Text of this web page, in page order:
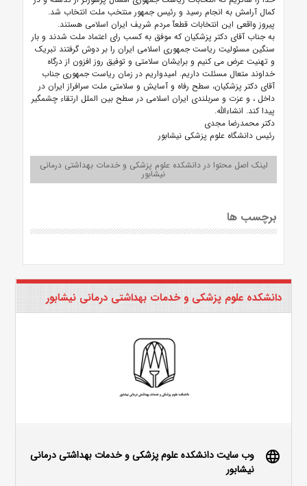
کمال آرامش به انجام رسید و رئیس جمهور منتخب ملت انتخاب شد.
پیروز واقعی این انتخابات قطعآ مردم شریف ایران اسلامی هستند.
به جناب آقای دکتر پزشکیان که موفق به کسب رای اعتماد ملت شدند و بار
سنگین مسئولیت ریاست جمهوری اسلامی ایران را بر دوش گرفتند تبریک
و تهنیت عرض می کنیم و برایشان سلامتی و توفیق روز افزون از درگاه
خداوند متعال مسئلت داریم. امیدواریم در زمان ریاست جمهوری جناب
آقای دکتر پزشکیان، سطح رفاه و آسایش و سلامتی ملت سرافراز ایران در
داخل ، و عزت و سربلندی ایران اسلامی در سطح بین الملل ارتقاء چشمگیر
پیدا کند. انشاءالله.
دکتر محمدرضا مجدی
رئیس دانشگاه علوم پزشکی نیشابور
لینک اصل محتوا در دانشکده علوم پزشکی و خدمات بهداشتی درمانی
نیشابور
برچسب ها
دانشکده علوم پزشکی و خدمات بهداشتی درمانی نیشابور
language
وب سایت دانشکده علوم پزشکی و خدمات بهداشتی درمانی
نیشابور